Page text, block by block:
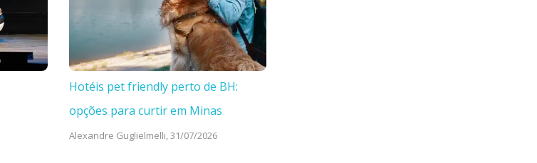
Hotéis pet friendly perto de BH:
opções para curtir em Minas
Alexandre Guglielmelli,31/07/2026